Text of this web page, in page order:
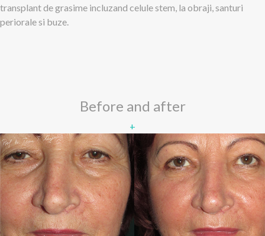
transplant de grasime incluzand celule stem, la obraji, santuri
periorale si buze.
Before and after
+